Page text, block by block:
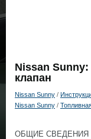
Nissan
клапан
Nissan Sunny /
Nissan Sunny /
ОБЩИЕ СВЕДЕНИЯ